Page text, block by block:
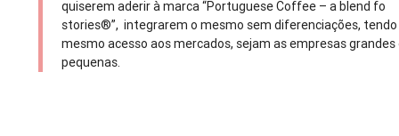
quiserem aderir à marca “Portuguese Coffee – a blend fo
stories®”, integrarem o mesmo sem diferenciações,
mesmo acesso aos mercados, sejam as empresas grandes
pequenas.